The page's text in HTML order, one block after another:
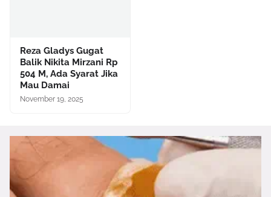
Reza Gladys Gugat
Balik Nikita Mirzani Rp
504 M, Ada Syarat Jika
Mau Damai
November 19, 2025